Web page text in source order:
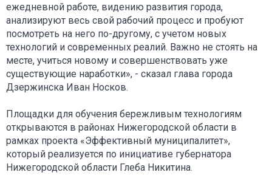
ежедневной работе, видению развития города,
анализируют весь свой рабочий процесс и пробуют
посмотреть на него по-другому, с учетом новых
технологий и современных реалий. Важно не стоять на
месте, учиться новому и совершенствовать уже
существующие наработки», - сказал глава города
Дзержинска Иван Носков.
Площадки для обучения бережливым технологиям
открываются в районах Нижегородской области в
рамках проекта «Эффективный муниципалитет»,
который реализуется по инициативе губернатора
Нижегородской области Глеба Никитина.